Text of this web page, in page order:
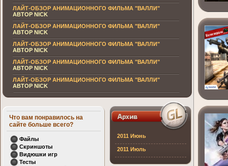
ЛАЙТ-ОБЗОР АНИМАЦИОННОГО ФИЛЬМА "ВАЛЛИ"
АВТОР NICK
ЛАЙТ-ОБЗОР АНИМАЦИОННОГО ФИЛЬМА "ВАЛЛИ"
АВТОР NICK
ЛАЙТ-ОБЗОР АНИМАЦИОННОГО ФИЛЬМА "ВАЛЛИ"
АВТОР NICK
ЛАЙТ-ОБЗОР АНИМАЦИОННОГО ФИЛЬМА "ВАЛЛИ"
АВТОР NICK
ЛАЙТ-ОБЗОР АНИМАЦИОННОГО ФИЛЬМА "ВАЛЛИ"
АВТОР NICK
Что вам понравилось на
сайте больше всего?
Файлы
Скриншоты
Видюшки игр
Тесты
2011 Июнь
2011 Июль